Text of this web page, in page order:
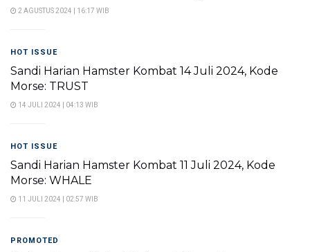
2 AGUSTUS 2024 | 16:17 WIB
HOT ISSUE
Sandi Harian Hamster Kombat 14 Juli 2024, Kode
Morse: TRUST
14 JULI 2024 | 04:13 WIB
HOT ISSUE
Sandi Harian Hamster Kombat 11 Juli 2024, Kode
Morse: WHALE
11 JULI 2024 | 02:57 WIB
PROMOTED